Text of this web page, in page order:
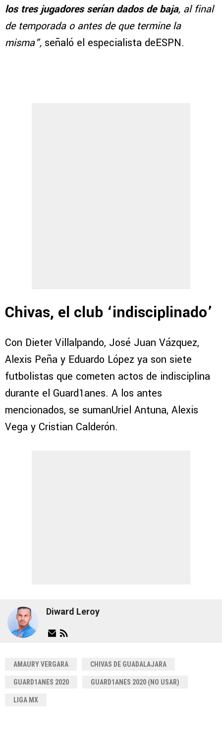
los tres jugadores serían dados de baja, al final
de temporada o antes de que termine la
misma”, señaló el especialista deESPN.
Chivas, el club ‘indisciplinado’
Con Dieter Villalpando, José Juan Vázquez,
Alexis Peña y Eduardo López ya son siete
futbolistas que cometen actos de indisciplina
durante el Guard1anes. A los antes
mencionados, se sumanUriel Antuna, Alexis
Vega y Cristian Calderón.
Diward Leroy
AMAURY VERGARA CHIVAS DE GUADALAJARA
GUARD1ANES 2020 GUARD1ANES 2020 (NO USAR)
LIGA MX